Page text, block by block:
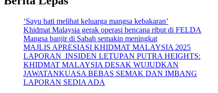
‘Sayu hati melihat keluarga mangsa kebakaran’
Khidmat Malaysia gerak operasi bencana ribut di FELDA
Mangsa banjir di Sabah semakin meningkat
MAJLIS APRESIASI KHIDMAT MALAYSIA 2025
LAPORAN INSIDEN LETUPAN PUTRA HEIGHTS:
KHIDMAT MALAYSIA DESAK WUJUDKAN
JAWATANKUASA BEBAS SEMAK DAN IMBANG
LAPORAN SEDIA ADA